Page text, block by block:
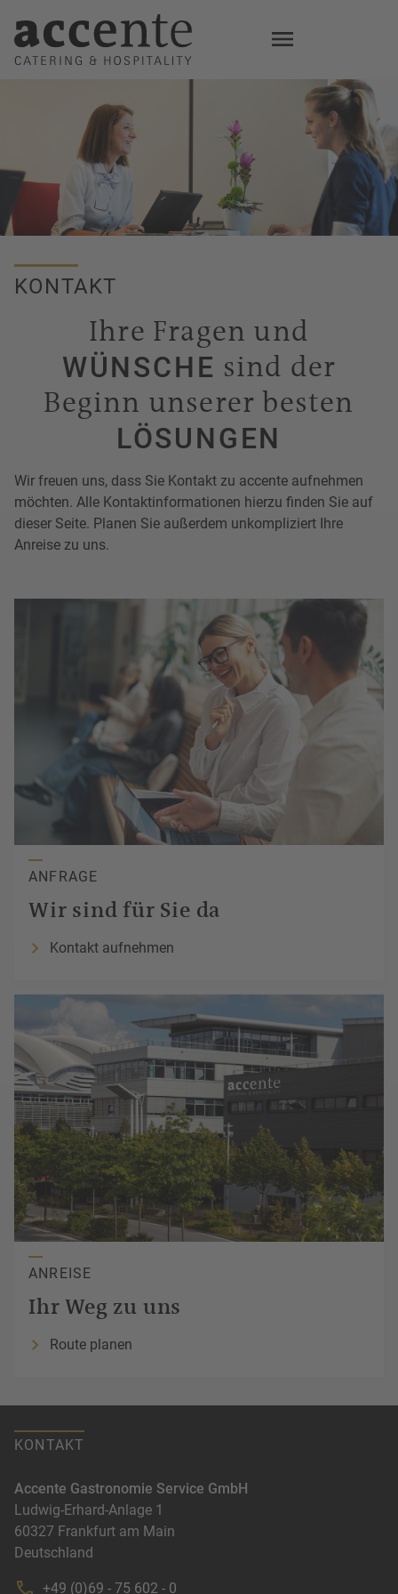
main
KONTAKT
Ihre Fragen und
WÜNSCHE sind der
Beginn unserer besten
LÖSUNGEN
Wir freuen uns, dass Sie Kontakt zu accente aufnehmen
möchten. Alle Kontaktinformationen hierzu finden Sie auf
dieser Seite. Planen Sie außerdem unkompliziert Ihre
Anreise zu uns.
ANFRAGE
Wir sind für Sie da
Kontakt aufnehmen
ANREISE
IhrWeg zu uns
Route planen
KONTAKT
Accente Gastronomie Service GmbH
Ludwig-Erhard-Anlage 1
60327 Frankfurt am Main
Deutschland
+49 (0)69 - 75 602 - 0